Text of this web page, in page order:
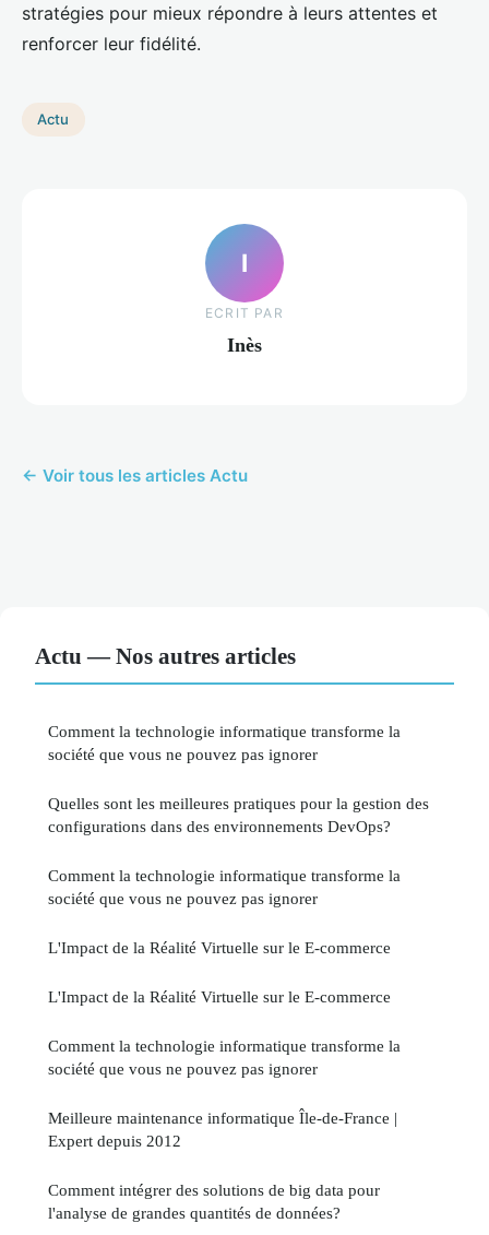
stratégies pour mieux répondre à leurs attentes et
renforcer leur fidélité.
Actu
I
ECRIT PAR
Inès
← Voir tous les articles Actu
Actu — Nos autres articles
Comment la technologie informatique transforme la
société que vous ne pouvez pas ignorer
Quelles sont les meilleures pratiques pour la gestion des
configurations dans des environnements DevOps?
Comment la technologie informatique transforme la
société que vous ne pouvez pas ignorer
L'Impact de la Réalité Virtuelle sur le E-commerce
L'Impact de la Réalité Virtuelle sur le E-commerce
Comment la technologie informatique transforme la
société que vous ne pouvez pas ignorer
Meilleure maintenance informatique Île-de-France |
Expert depuis 2012
Comment intégrer des solutions de big data pour
l'analyse de grandes quantités de données?